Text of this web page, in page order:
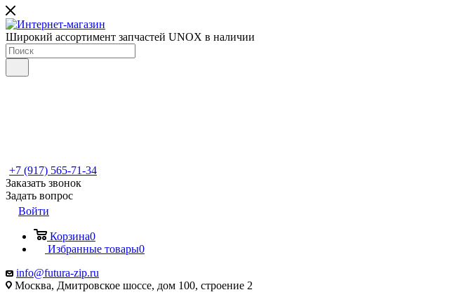
Широкий ассортимент запчастей UNOX в наличии
+7 (917) 565-71-34
Заказать звонок
Задать вопрос
Войти
Корзина0
Избранные товары0
info@futura-zip.ru
Москва, Дмитровское шоссе, дом 100, строение 2